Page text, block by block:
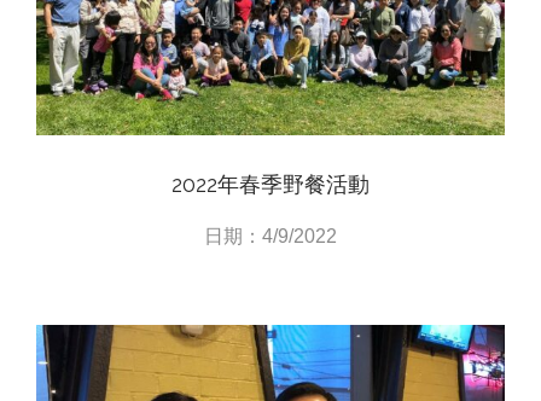
2022年春季野餐活動
日期：4/9/2022